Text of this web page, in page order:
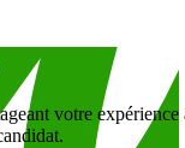
votre expérience